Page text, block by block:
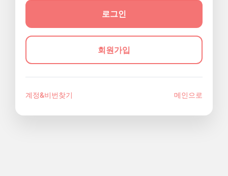
회원가입
계정&비번찾기 메인으로